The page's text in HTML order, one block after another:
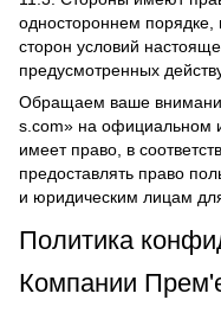
одностороннем порядке,
сторон условий
предусмотренных
Обращаем ваше
s.com» на официальном
имеет право, в
предоставлять право
и юридическим лицам
Политика
Компании